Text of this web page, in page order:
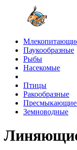
Паукообразные
Рыбы
Насекомые
Птицы
Ракообразные
Земноводные